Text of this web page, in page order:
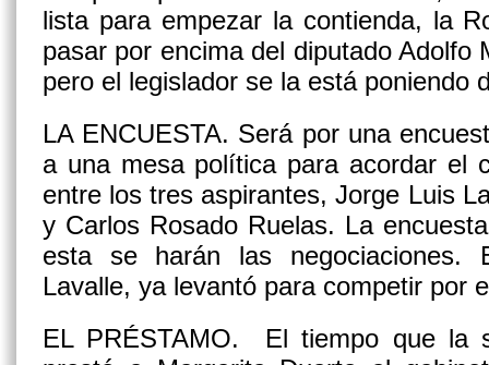
lista para empezar la contienda, la
pasar por encima del diputado Adolfo
pero el legislador se la está poniendo
LA ENCUESTA. Será por una
a una mesa política para acordar el
entre los tres aspirantes, Jorge Luis
y Carlos Rosado Ruelas. La
esta se harán las negociaciones.
Lavalle, ya levantó para competir por
EL PRÉSTAMO.
El tiempo que la